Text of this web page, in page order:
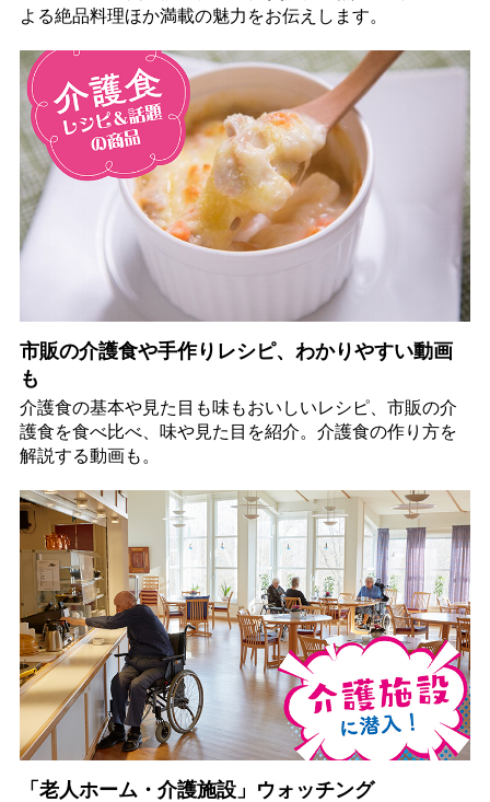
よる絶品料理ほか満載の魅力をお伝えします。
市販の介護食や手作りレシピ、わかりやすい動画
も
介護食の基本や見た目も味もおいしいレシピ、市販の介
護食を食べ比べ、味や見た目を紹介。介護食の作り方を
解説する動画も。
「老人ホーム・介護施設」ウォッチング